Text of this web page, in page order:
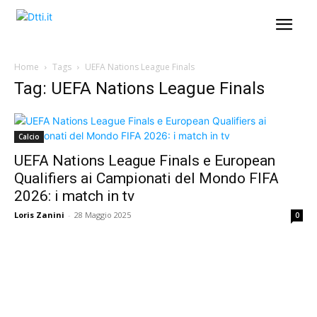
Home Tags UEFA Nations League Finals
Tag: UEFA Nations League Finals
Calcio
UEFA Nations League Finals e European
Qualifiers ai Campionati del Mondo FIFA
2026: i match in tv
Loris Zanini - 28 Maggio 2025 0